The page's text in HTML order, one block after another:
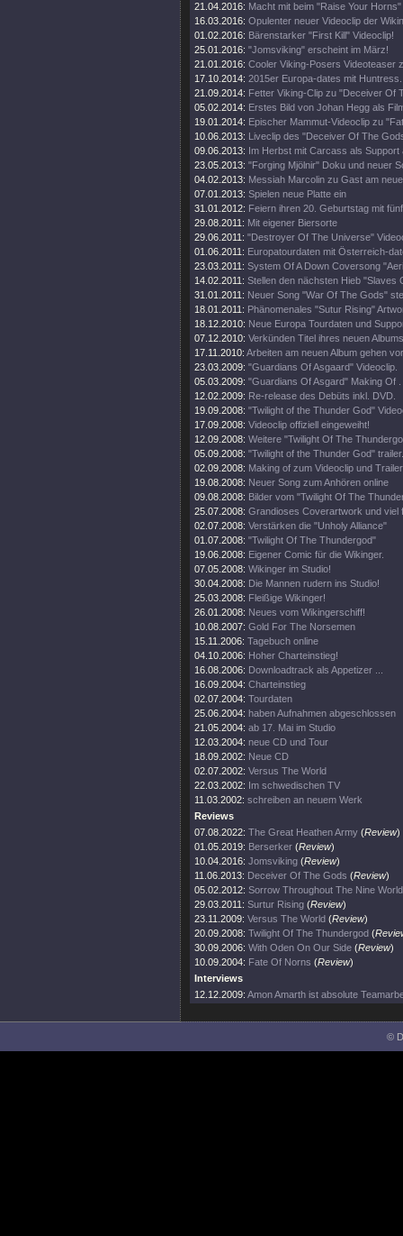
21.04.2016: Macht mit beim "Raise Your
16.03.2016: Opulenter neuer Videoclip der
01.02.2016: Bärenstarker "First Kill" Videoclip!
25.01.2016: "Jomsviking" erscheint im März!
21.01.2016: Cooler Viking-Posers Videoteaser
17.10.2014: 2015er Europa-dates mit Huntress.
21.09.2014: Fetter Viking-Clip zu "Deceiver Of
05.02.2014: Erstes Bild von Johan Hegg als
19.01.2014: Epischer Mammut-Videoclip zu
10.06.2013: Liveclip des "Deceiver Of The
09.06.2013: Im Herbst mit Carcass als Support
23.05.2013: "Forging Mjölnir" Doku und neuer
04.02.2013: Messiah Marcolin zu Gast am
07.01.2013: Spielen neue Platte ein
31.01.2012: Feiern ihren 20. Geburtstag mit
29.08.2011: Mit eigener Biersorte
29.06.2011: "Destroyer Of The Universe"
01.06.2011: Europatourdaten mit Österreich-
23.03.2011: System Of A Down Coversong
14.02.2011: Stellen den nächsten Hieb "Slaves
31.01.2011: Neuer Song "War Of The Gods"
18.01.2011: Phänomenales "Sutur Rising"
18.12.2010: Neue Europa Tourdaten und
07.12.2010: Verkünden Titel ihres neuen Albums
17.11.2010: Arbeiten am neuen Album gehen
23.03.2009: "Guardians Of Asgaard" Videoclip.
05.03.2009: "Guardians Of Asgard" Making Of .
12.02.2009: Re-release des Debüts inkl. DVD.
19.09.2008: "Twilight of the Thunder God"
17.09.2008: Videoclip offiziell eingeweiht!
12.09.2008: Weitere "Twilight Of The
05.09.2008: "Twilight of the Thunder God" trailer.
02.09.2008: Making of zum Videoclip und
19.08.2008: Neuer Song zum Anhören online
09.08.2008: Bilder vom "Twilight Of The
25.07.2008: Grandioses Coverartwork und viel
02.07.2008: Verstärken die "Unholy Alliance"
01.07.2008: "Twilight Of The Thundergod"
19.06.2008: Eigener Comic für die Wikinger.
07.05.2008: Wikinger im Studio!
30.04.2008: Die Mannen rudern ins Studio!
25.03.2008: Fleißige Wikinger!
26.01.2008: Neues vom Wikingerschiff!
10.08.2007: Gold For The Norsemen
15.11.2006: Tagebuch online
04.10.2006: Hoher Charteinstieg!
16.08.2006: Downloadtrack als Appetizer ...
16.09.2004: Charteinstieg
02.07.2004: Tourdaten
25.06.2004: haben Aufnahmen abgeschlossen
21.05.2004: ab 17. Mai im Studio
12.03.2004: neue CD und Tour
18.09.2002: Neue CD
02.07.2002: Versus The World
22.03.2002: Im schwedischen TV
11.03.2002: schreiben an neuem Werk
Reviews
07.08.2022: The Great Heathen Army (Review)
01.05.2019: Berserker (Review)
10.04.2016: Jomsviking (Review)
11.06.2013: Deceiver Of The Gods (Review)
05.02.2012: Sorrow Throughout The Nine
29.03.2011: Surtur Rising (Review)
23.11.2009: Versus The World (Review)
20.09.2008: Twilight Of The Thundergod (
30.09.2006: With Oden On Our Side (Review)
10.09.2004: Fate Of Norns (Review)
Interviews
12.12.2009: Amon Amarth ist absolute
©